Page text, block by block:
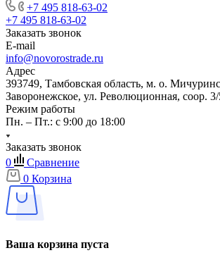
+7 495 818-63-02
+7 495 818-63-02
Заказать звонок
E-mail
info@novorostrade.ru
Адрес
393749, Тамбовская область, м. о.
Заворонежское, ул. Революционная, соор.
Режим работы
Пн. – Пт.: с 9:00 до 18:00
Заказать звонок
0
Сравнение
0 Корзина
Ваша корзина пуста